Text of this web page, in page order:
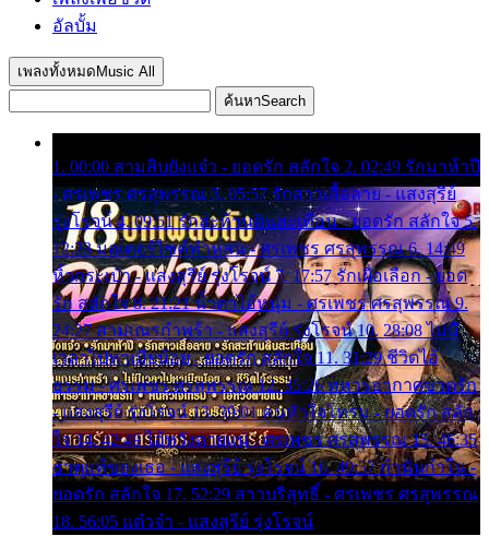
อัลบั้ม
เพลงทั้งหมด Music All
ค้นหาSearch
1. 00:00 สามสิบยังแจ๋ว - ยอดรัก สลักใจ 2. 02:49 รักมาห้าปี
- ศรเพชร ศรสุพรรณ 3. 05:57 รักสาวเสื้อลาย - แสงสุรีย์
รุ่งโรจน์ 4. 09:51 รักสะท้านดินสะเทือน - ยอดรัก สลักใจ 5.
12:23 มอเตอร์ไซค์ทำหล่น - ศรเพชร ศรสุพรรณ 6. 14:49
หิ้วกระเป๋า - แสงสุรีย์ รุ่งโรจน์ 7. 17:57 รักเผื่อเลือก - ยอด
รัก สลักใจ 8. 21:21 น้ำตาไอ้หนุ่ม - ศรเพชร ศรสุพรรณ 9.
24:27 สามเณรกำพร้า - แสงสุรีย์ รุ่งโรจน์ 10. 28:08 ไม่มี
เวลาไปหาเมียน้อย - ยอดรัก สลักใจ 11. 31:29 ชีวิตไอ้
ธรรม - ศรเพชร ศรสุพรรณ 12. 35:26 ทหารอากาศขาดรัก
- แสงสุรีย์ รุ่งโรจน์ 13. 39:01 คนหัวใจโทรม - ยอดรัก สลัก
ใจ 14. 42:49 ไอ้หวังตายแน่ - ศรเพชร ศรสุพรรณ 15. 46:35
ธาตุแท้ของเธอ - แสงสุรีย์ รุ่งโรจน์ 16. 49:57 กำนันกำใน -
ยอดรัก สลักใจ 17. 52:29 สาวบริสุทธิ์ - ศรเพชร ศรสุพรรณ
18. 56:05 แต๋วจ๋า - แสงสุรีย์ รุ่งโรจน์